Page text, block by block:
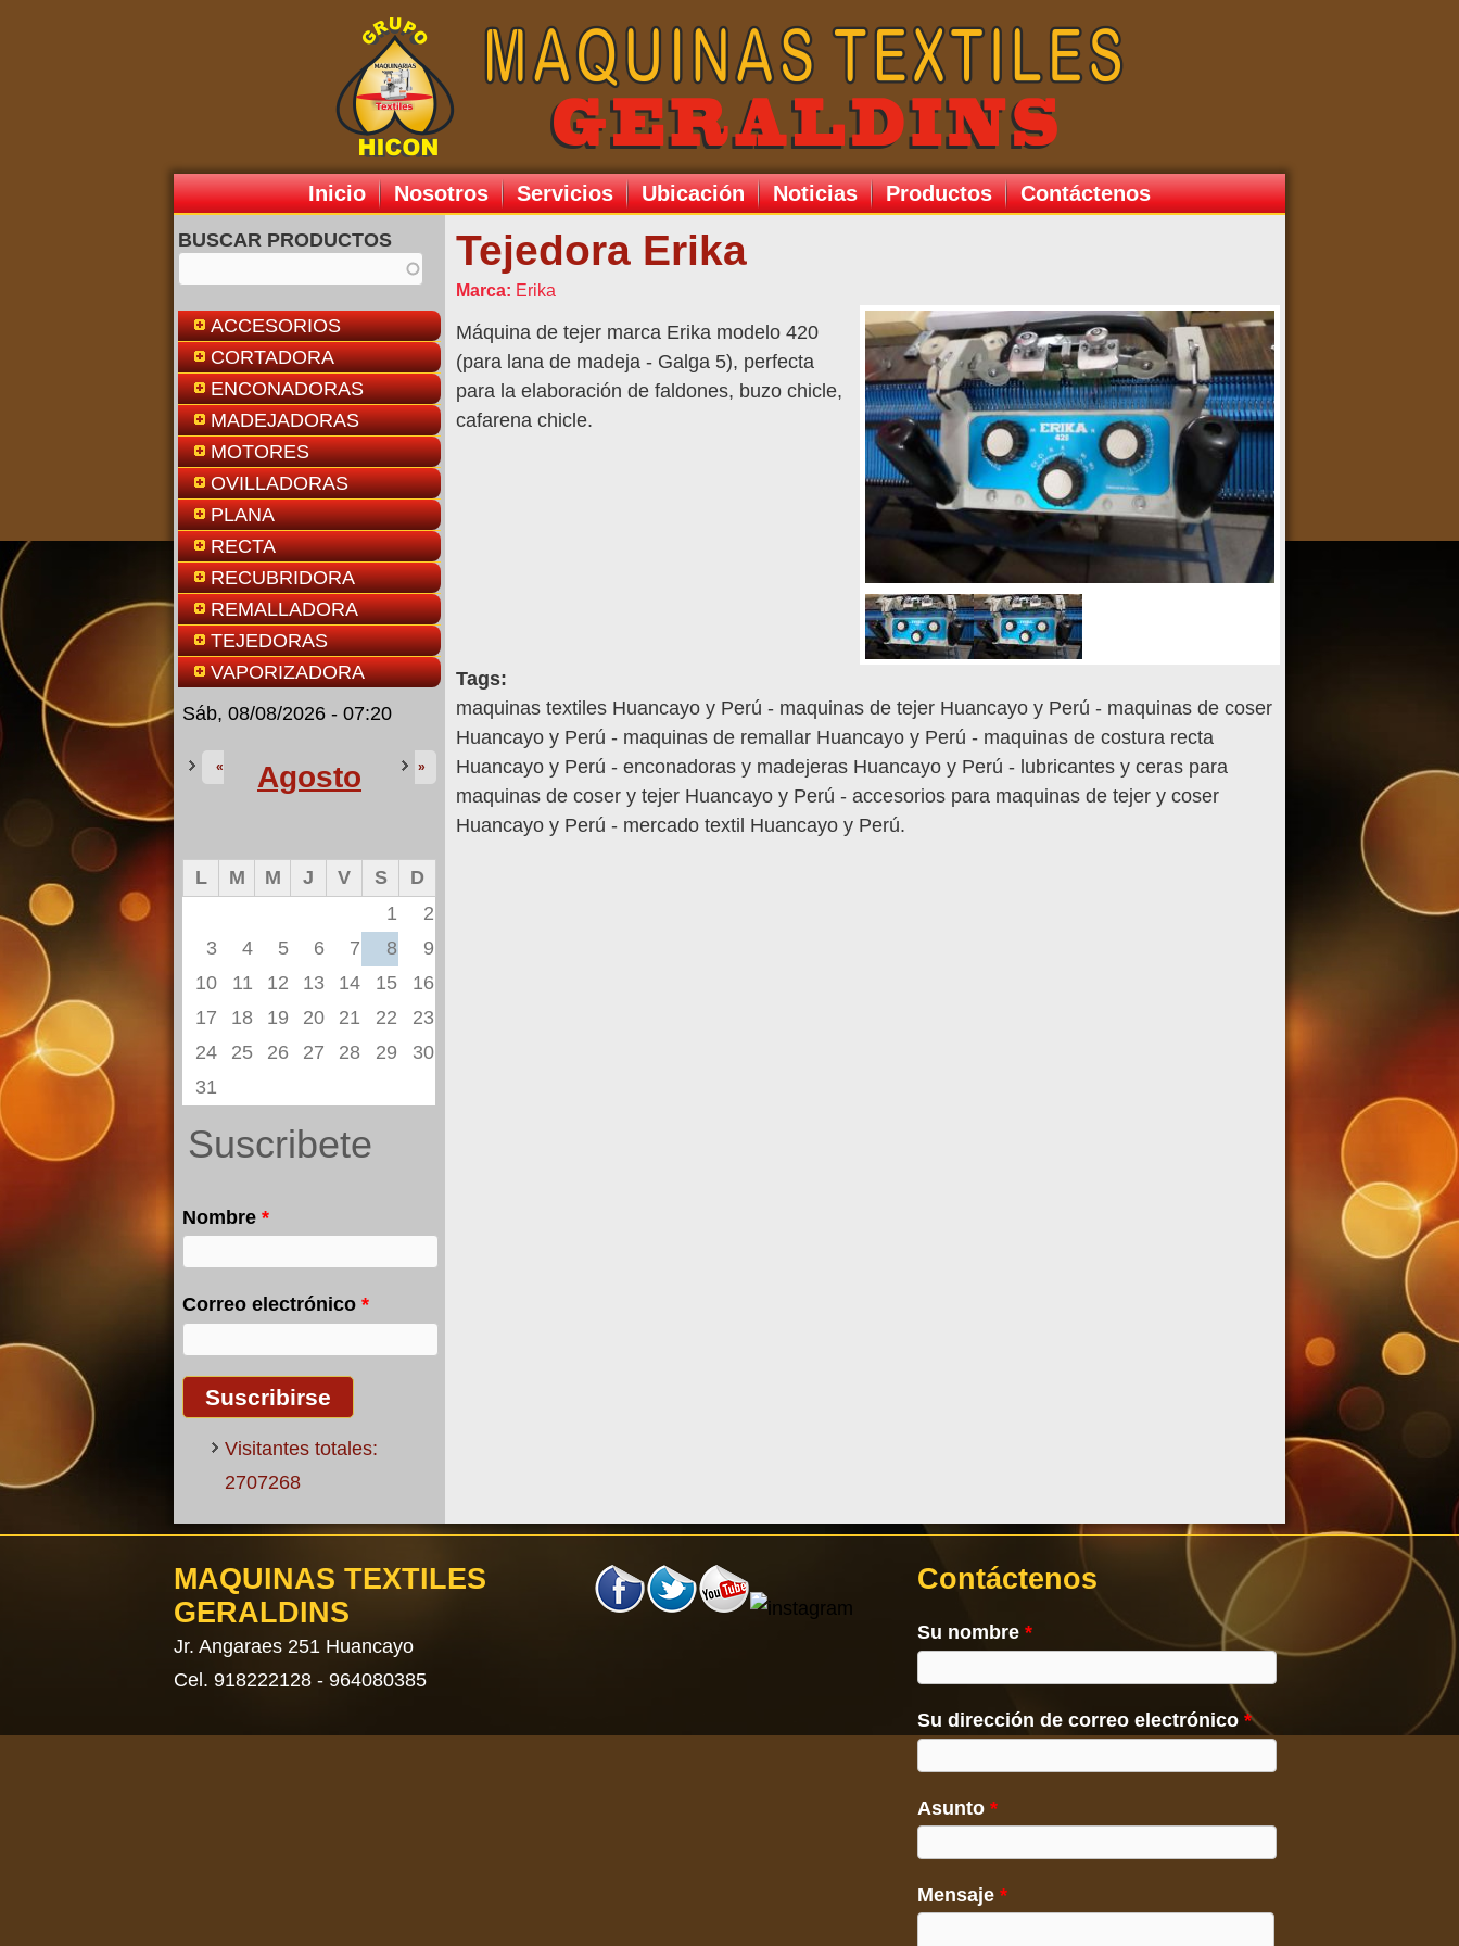
Inicio Nosotros Servicios Ubicación Noticias Productos Contáctenos
BUSCAR PRODUCTOS
ACCESORIOS
CORTADORA
ENCONADORAS
MADEJADORAS
MOTORES
OVILLADORAS
PLANA
RECTA
RECUBRIDORA
REMALLADORA
TEJEDORAS
VAPORIZADORA
Sáb, 08/08/2026 - 07:21
Agosto
« »
L M M J V S
D
1
2
3
4 5 6 7 8
9
10
11 12 13 14 15
16
17
18 19 20 21 22
23
24
25 26 27 28 29
30
31
Suscribete
Nombre *
Correo electrónico *
Visitantes totales:
2707268
Tejedora Erika
Marca: Erika
Máquina de tejer marca Erika modelo 420
(para lana de madeja - Galga 5), perfecta
para la elaboración de faldones, buzo chicle,
cafarena chicle.
Tags:
maquinas textiles Huancayo y Perú - maquinas de tejer Huancayo y Perú - maquinas de coser
Huancayo y Perú - maquinas de remallar Huancayo y Perú - maquinas de costura recta
Huancayo y Perú - enconadoras y madejeras Huancayo y Perú - lubricantes y ceras para
maquinas de coser y tejer Huancayo y Perú - accesorios para maquinas de tejer y coser
Huancayo y Perú - mercado textil Huancayo y Perú.
MAQUINAS TEXTILES
GERALDINS
​Jr. Angaraes 251 Huancayo
Cel. 918222128 - 964080385
Contáctenos
Su nombre *
Su dirección de correo electrónico *
Asunto *
Mensaje *